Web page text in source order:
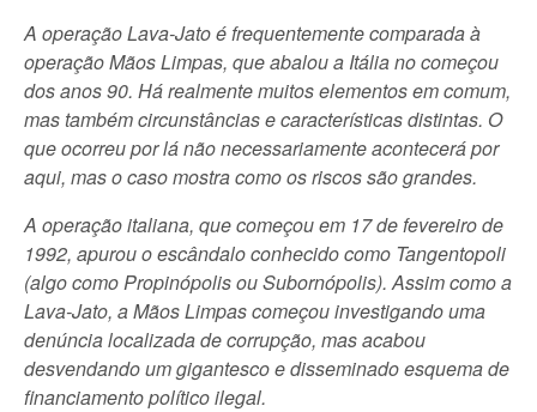
A operação Lava-Jato é frequentemente comparada à
operação Mãos Limpas, que abalou a Itália no começou
dos anos 90. Há realmente muitos elementos em comum,
mas também circunstâncias e características distintas. O
que ocorreu por lá não necessariamente acontecerá por
aqui, mas o caso mostra como os riscos são grandes.
A operação italiana, que começou em 17 de fevereiro de
1992, apurou o escândalo conhecido como Tangentopoli
(algo como Propinópolis ou Subornópolis). Assim como a
Lava-Jato, a Mãos Limpas começou investigando uma
denúncia localizada de corrupção, mas acabou
desvendando um gigantesco e disseminado esquema de
financiamento político ilegal.